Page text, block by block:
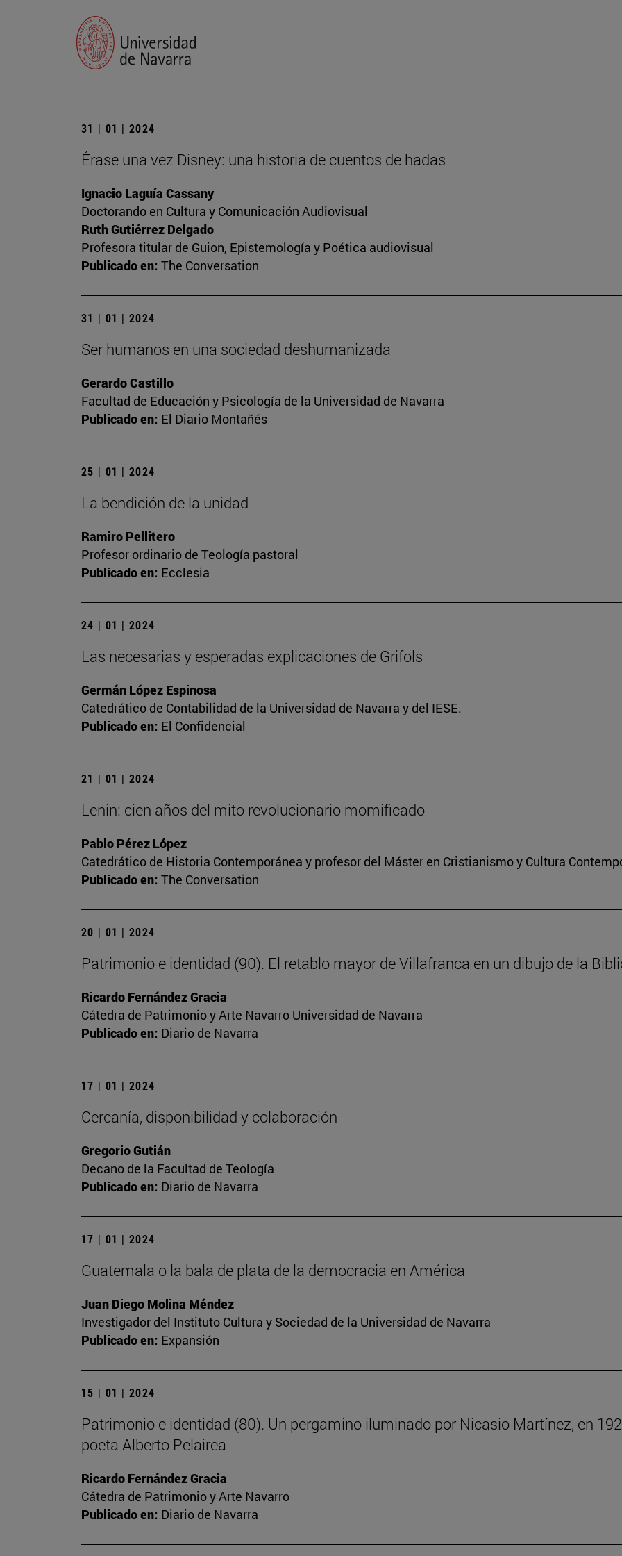
31 | 01 | 2024
Érase una vez Disney: una historia de cuentos de hadas
Ignacio Laguía Cassany
Doctorando en Cultura y Comunicación Audiovisual
Ruth Gutiérrez Delgado
Profesora titular de Guion, Epistemología y Poética audiovisual
Publicado en: The Conversation
31 | 01 | 2024
Ser humanos en una sociedad deshumanizada
Gerardo Castillo
Facultad de Educación y Psicología de la Universidad de Navarra
Publicado en: El Diario Montañés
25 | 01 | 2024
La bendición de la unidad
Ramiro Pellitero
Profesor ordinario de Teología pastoral
Publicado en: Ecclesia
24 | 01 | 2024
Las necesarias y esperadas explicaciones de Grifols
Germán López Espinosa
Catedrático de Contabilidad de la Universidad de Navarra y del IESE.
Publicado en: El Confidencial
21 | 01 | 2024
Lenin: cien años del mito revolucionario momificado
Pablo Pérez López
Catedrático de Historia Contemporánea y profesor del Máster en Cristianismo y Cultura
Publicado en: The Conversation
20 | 01 | 2024
Patrimonio e identidad (90). El retablo mayor de Villafranca en un dibujo de la
Ricardo Fernández Gracia
Cátedra de Patrimonio y Arte Navarro Universidad de Navarra
Publicado en: Diario de Navarra
17 | 01 | 2024
Cercanía, disponibilidad y colaboración
Gregorio Gutián
Decano de la Facultad de Teología
Publicado en: Diario de Navarra
17 | 01 | 2024
Guatemala o la bala de plata de la democracia en América
Juan Diego Molina Méndez
Investigador del Instituto Cultura y Sociedad de la Universidad de Navarra
Publicado en: Expansión
15 | 01 | 2024
Patrimonio e identidad (80). Un pergamino iluminado por Nicasio Martínez, en
poeta Alberto Pelairea
Ricardo Fernández Gracia
Cátedra de Patrimonio y Arte Navarro
Publicado en: Diario de Navarra